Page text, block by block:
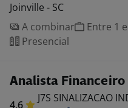
Joinville - SC
A combinar
Entre 1
Presencial
Analista Financeiro
4,6
J7S SINALIZACAO